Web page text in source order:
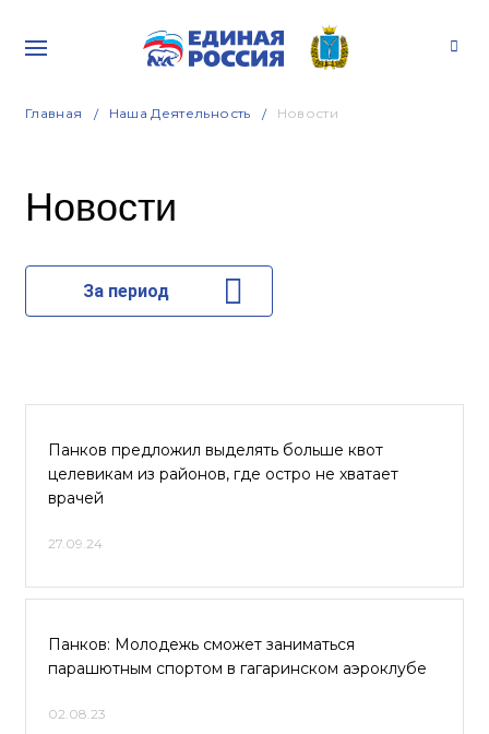
Главная Наша Деятельность Новости
Новости
За период
Панков предложил выделять больше квот
целевикам из районов, где остро не хватает
врачей
27.09.24
Панков: Молодежь сможет заниматься
парашютным спортом в гагаринском аэроклубе
02.08.23